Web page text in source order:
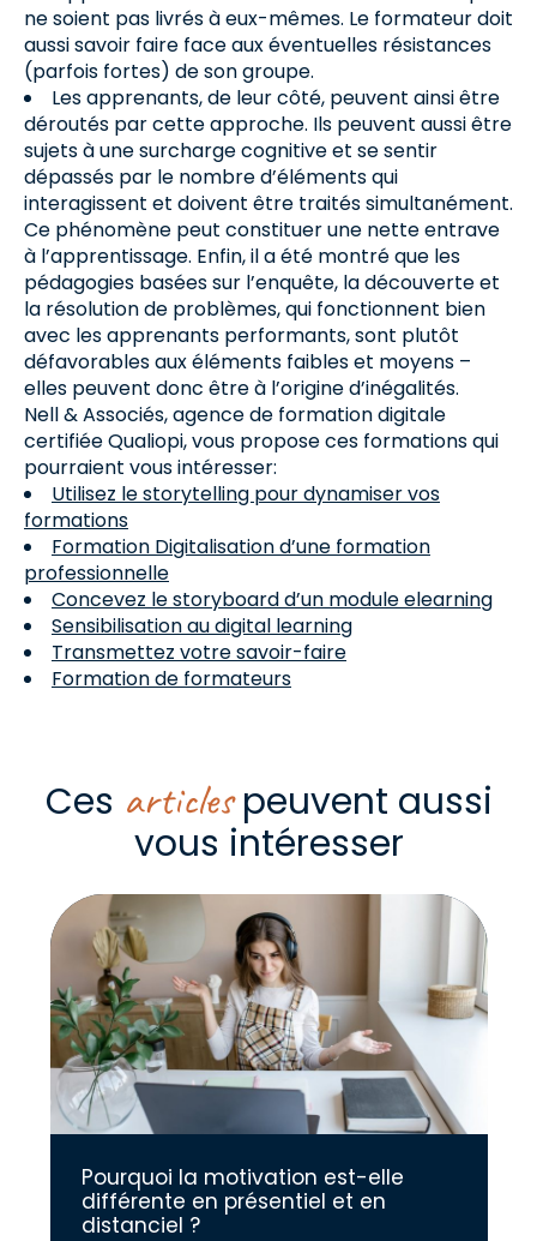
ne soient pas livrés à eux-mêmes. Le formateur doit
aussi savoir faire face aux éventuelles résistances
(parfois fortes) de son groupe.
Les apprenants, de leur côté, peuvent ainsi être
déroutés par cette approche. Ils peuvent aussi être
sujets à une surcharge cognitive et se sentir
dépassés par le nombre d’éléments qui
interagissent et doivent être traités simultanément.
Ce phénomène peut constituer une nette entrave
à l’apprentissage. Enfin, il a été montré que les
pédagogies basées sur l’enquête, la découverte et
la résolution de problèmes, qui fonctionnent bien
avec les apprenants performants, sont plutôt
défavorables aux éléments faibles et moyens –
elles peuvent donc être à l’origine d’inégalités.
Nell & Associés, agence de formation digitale
certifiée Qualiopi, vous propose ces formations qui
pourraient vous intéresser:
Utilisez le storytelling pour dynamiser vos
formations
Formation Digitalisation d’une formation
professionnelle
Concevez le storyboard d’un module elearning
Sensibilisation au digital learning
Transmettez votre savoir-faire
Formation de formateurs
Ces articlespeuvent aussi
vous intéresser
Pourquoi la motivation est-elle
différente en présentiel et en
distanciel ?